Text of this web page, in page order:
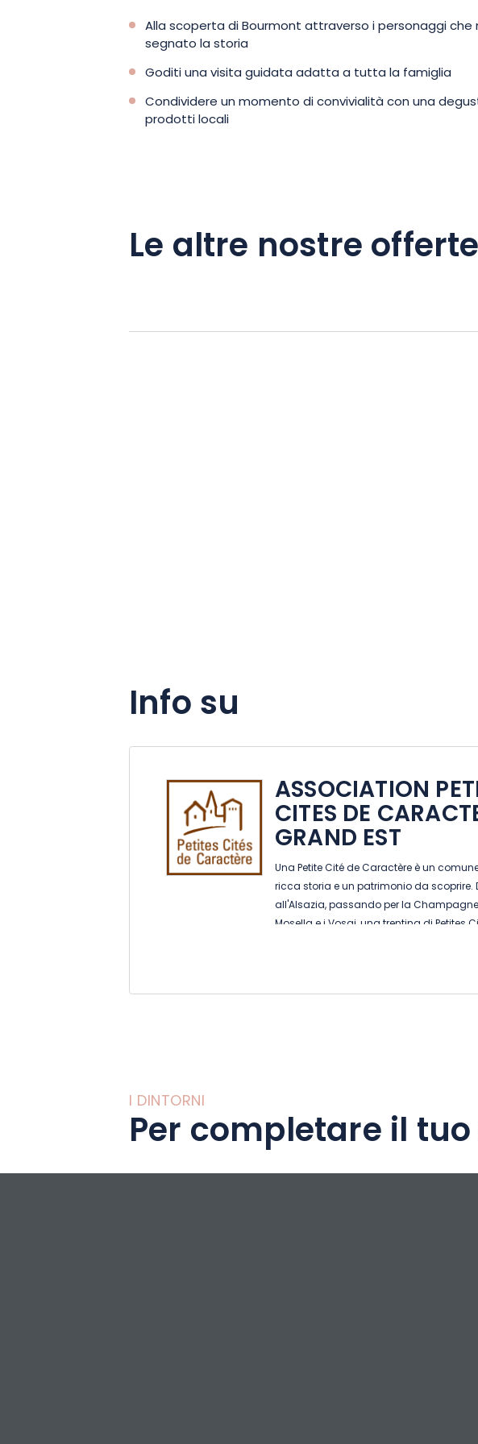
Appuntamento alle 15:00 in piazza del Municipio di
questa scoperta originale e autentica. Una bella
esplorare la città in modo diverso e andare incontro a
Alla scoperta di Bourmont attraverso i personaggi che
segnato la storia
Goditi una visita guidata adatta a tutta la famiglia
Condividere un momento di convivialità con una
prodotti locali
Le altre nostre offerte
Info su
ASSOCIATION
CITES DE
GRAND EST
Una Petite Cité de Caractère è un
ricca storia e un patrimonio da scoprire.
all'Alsazia, passando per la Champagne
Mosella e i Vosgi, una trentina di Petites
I DINTORNI
Per completare il